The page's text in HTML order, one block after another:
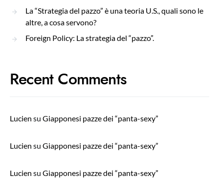
La “Strategia del pazzo” è una teoria U.S., quali sono le
altre, a cosa servono?
Foreign Policy: La strategia del “pazzo”.
Recent Comments
Lucien su Giapponesi pazze dei “panta-sexy”
Lucien su Giapponesi pazze dei “panta-sexy”
Lucien su Giapponesi pazze dei “panta-sexy”